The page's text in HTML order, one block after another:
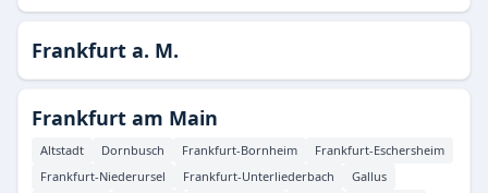
Frankfurt a. M.
Frankfurt am Main
Altstadt Dornbusch Frankfurt-Bornheim
Frankfurt-Eschersheim
Frankfurt-Niederursel
Frankfurt-Unterliederbach
Gallus